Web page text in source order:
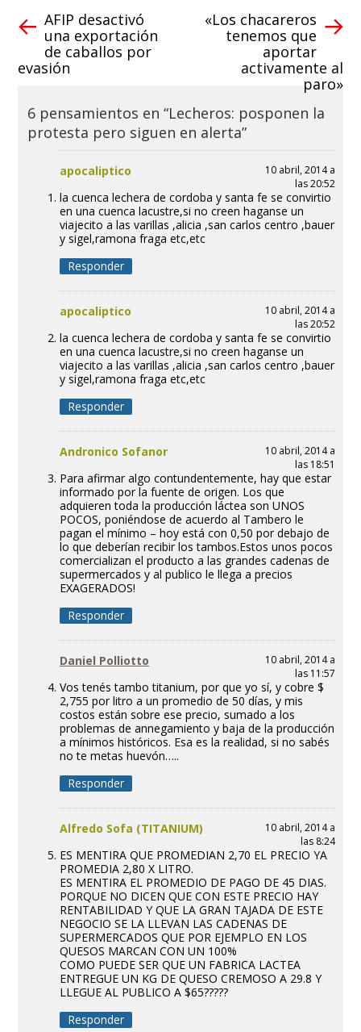
AFIP desactivó
una exportación
de caballos por
evasión
«Los chacareros
tenemos que
aportar
activamente al
paro»
6 pensamientos en “Lecheros: posponen la
protesta pero siguen en alerta”
apocaliptico
10 abril, 2014 a
las 20:52
la cuenca lechera de cordoba y santa fe se convirtio
en una cuenca lacustre,si no creen haganse un
viajecito a las varillas ,alicia ,san carlos centro ,bauer
y sigel,ramona fraga etc,etc
Responder
apocaliptico
10 abril, 2014 a
las 20:52
la cuenca lechera de cordoba y santa fe se convirtio
en una cuenca lacustre,si no creen haganse un
viajecito a las varillas ,alicia ,san carlos centro ,bauer
y sigel,ramona fraga etc,etc
Responder
Andronico Sofanor
10 abril, 2014 a
las 18:51
Para afirmar algo contundentemente, hay que estar
informado por la fuente de origen. Los que
adquieren toda la producción láctea son UNOS
POCOS, poniéndose de acuerdo al Tambero le
pagan el mínimo – hoy está con 0,50 por debajo de
lo que deberían recibir los tambos.Estos unos pocos
comercializan el producto a las grandes cadenas de
supermercados y al publico le llega a precios
EXAGERADOS!
Responder
Daniel Polliotto
10 abril, 2014 a
las 11:57
Vos tenés tambo titanium, por que yo sí, y cobre $
2,755 por litro a un promedio de 50 días, y mis
costos están sobre ese precio, sumado a los
problemas de annegamiento y baja de la producción
a mínimos históricos. Esa es la realidad, si no sabés
no te metas huevón…..
Responder
Alfredo Sofa (TITANIUM)
10 abril, 2014 a
las 8:24
ES MENTIRA QUE PROMEDIAN 2,70 EL PRECIO YA
PROMEDIA 2,80 X LITRO.
ES MENTIRA EL PROMEDIO DE PAGO DE 45 DIAS.
PORQUE NO DICEN QUE CON ESTE PRECIO HAY
RENTABILIDAD Y QUE LA GRAN TAJADA DE ESTE
NEGOCIO SE LA LLEVAN LAS CADENAS DE
SUPERMERCADOS QUE POR EJEMPLO EN LOS
QUESOS MARCAN CON UN 100%
COMO PUEDE SER QUE UN FABRICA LACTEA
ENTREGUE UN KG DE QUESO CREMOSO A 29.8 Y
LLEGUE AL PUBLICO A $65?????
Responder